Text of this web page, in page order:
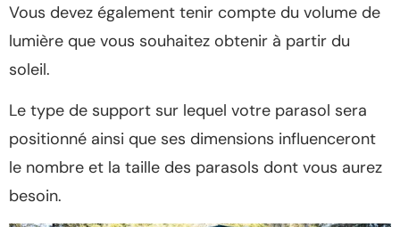
Vous devez également tenir compte du volume de
lumière que vous souhaitez obtenir à partir du
soleil.
Le type de support sur lequel votre parasol sera
positionné ainsi que ses dimensions influenceront
le nombre et la taille des parasols dont vous aurez
besoin.